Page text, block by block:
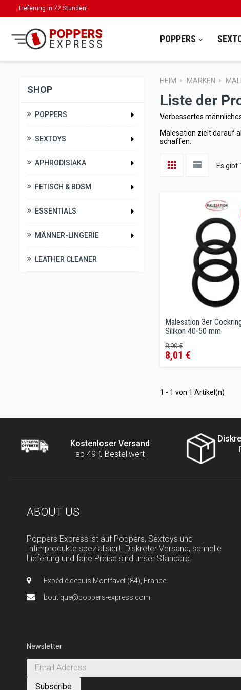
Lieferung in 72 Stunden!
POPPERS
SHOP
POPPERS
SEXTOYS
APHRODISIAKA
FETISCH & BDSM
ESSENTIALS
MÄNNER-LINGERIE
LEATHER CLEANER
HEIM MARKEN
Liste der
Verbessertes
Malesation zielt darauf
schaffen.
Es gibt
Malesation 3er
Silikon 40-50 mm
Verkaufspreis
8,90 €Preis
8,01 €
1 - 1 von 1 Artikel(n)
Kostenloser Versand
ab 49 € Bestellwert
ABOUT US
Poppers Express ist auf Poppers, Sextoys und
Intimprodukte spezialisiert. Diskreter Versand, schnelle
Lieferung und faire Preise sind unser Standard.
Expédié depuis Montfavet (84), France
boutique@poppers-express.com
Newsletter